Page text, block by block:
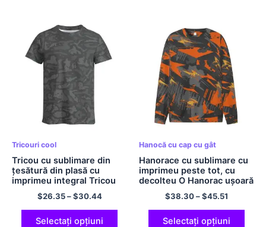
Tricouri cool
Tricou cu sublimare din
țesătură din plasă cu
imprimeu integral Tricou
confortabil pentru bărbați
și femei Poliester
$26.35–$30.44
Selectați opțiuni
Hanocă cu cap cu gât
Hanorace cu sublimare cu
imprimeu peste tot, cu
decolteu O Hanorac ușoară
Poliester
$38.30–$45.51
Selectați opțiuni